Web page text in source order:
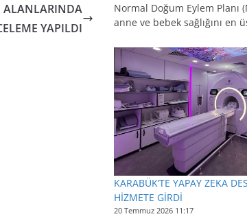
ALANLARINDA
YAPILDI
Normal Doğum Eylem Planı
anne ve bebek sağlığını en
KARABÜK’TE YAPAY ZEKA
HİZMETE GİRDİ
20 Temmuz 2026 11:17